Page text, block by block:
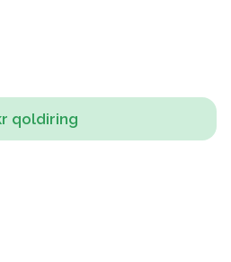
qoldiring